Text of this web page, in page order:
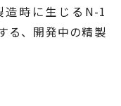
造時に生じるN-1
る、開発中の精製